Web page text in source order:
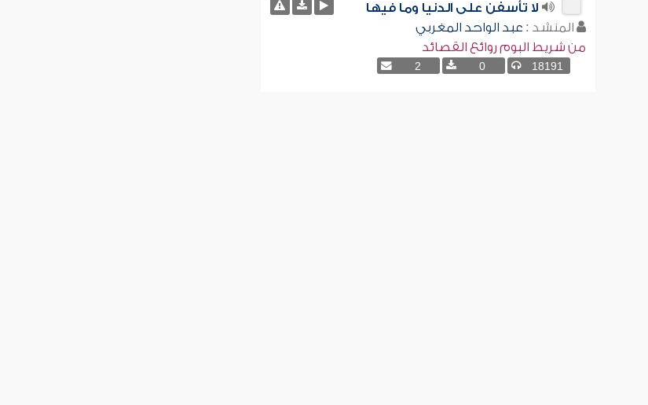
لا تأسفن على الدنيا وما فيها
المنشد : عبد الواحد المغربي
من شريط البوم روائع القصائد
18191
0
2